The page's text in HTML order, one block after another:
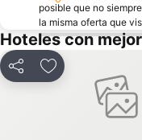
posible que no
la misma oferta que
Hoteles con
CompartirAgregar a